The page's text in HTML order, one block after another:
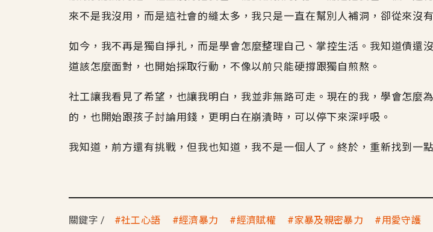
來不是我沒用，而是這社會的縫太多，我只是一直在幫別人補洞，卻從來沒
如今，我不再是獨自掙扎，而是學會怎麼整理自己、掌控生活。我知道債還
道該怎麼面對，也開始採取行動，不像以前只能硬撐跟獨自煎熬。
社工讓我看見了希望，也讓我明白，我並非無路可走。現在的我，學會怎麼
的，也開始跟孩子討論用錢，更明白在崩潰時，可以停下來深呼吸。
我知道，前方還有挑戰，但我也知道，我不是一個人了。終於，重新找到一
關鍵字 社工心語 經濟暴力 經濟賦權 家暴及親密暴力 用愛守護